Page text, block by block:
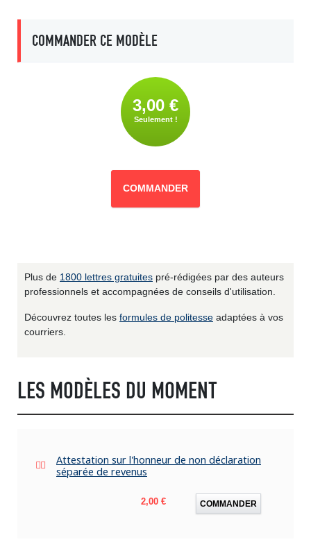
COMMANDER CE MODÈLE
3,00 €
Seulement !
COMMANDER
Plus de 1800 lettres gratuites pré-rédigées par des auteurs
professionnels et accompagnées de conseils d'utilisation.
Découvrez toutes les formules de politesse adaptées à vos
courriers.
LES MODÈLES DU MOMENT
Attestation sur l'honneur de non déclaration
séparée de revenus
Prix
2,00 € COMMANDER